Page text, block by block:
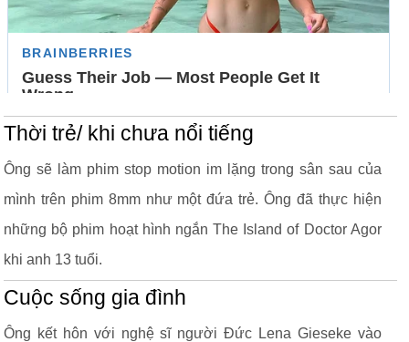
Thời trẻ/ khi chưa nổi tiếng
Ông sẽ làm phim stop motion im lặng trong sân sau của
mình trên phim 8mm như một đứa trẻ. Ông đã thực hiện
những bộ phim hoạt hình ngắn The Island of Doctor Agor
khi anh 13 tuổi.
Cuộc sống gia đình
Ông kết hôn với nghệ sĩ người Đức Lena Gieseke vào